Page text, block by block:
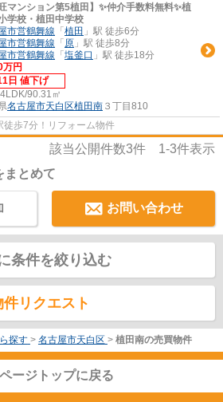
旺マンション第5植田】✨️仲介手数料無料✨️植
学校・植田中学校
市営鶴舞線 「 植田 」駅 徒歩6分
市営鶴舞線 「 原 」駅 徒歩8分
市営鶴舞線 「 塩釜口 」駅 徒歩18分
万円
日 値下げ
4LDK/90.31㎡
名古屋市天白区植田南 ３丁目810
徒歩7分！リフォーム物件
該当公開件数3件 1-3件表示
まとめて
お問い合わせ
条件を絞り込む
件リクエスト
探す > 名古屋市天白区 > 植田南の売買物件
ページトップに戻る